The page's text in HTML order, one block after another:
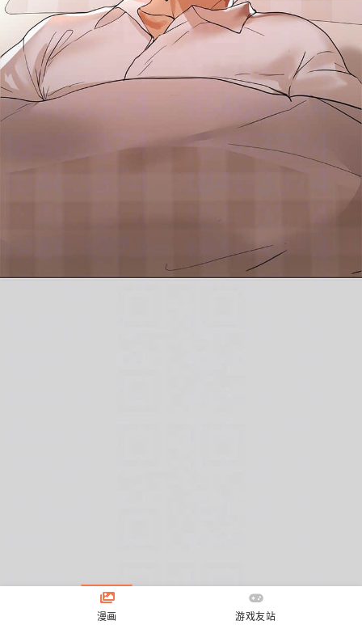
漫画 游戏友站